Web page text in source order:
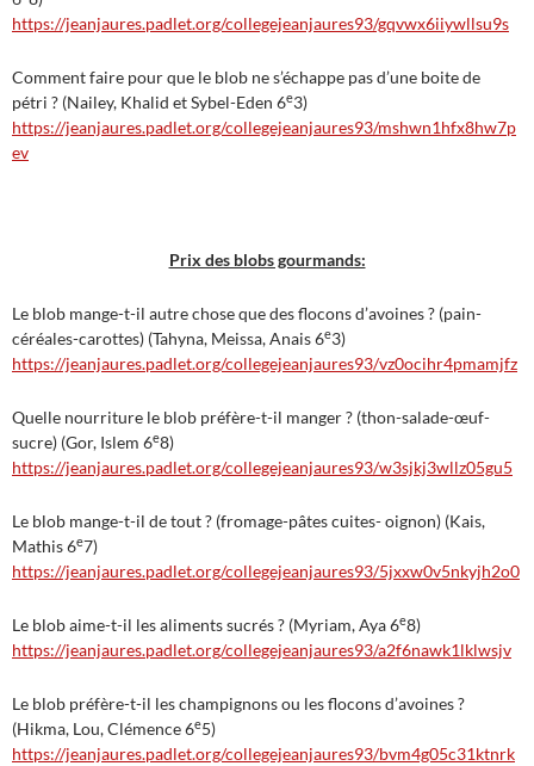
https://jeanjaures.padlet.org/collegejeanjaures93/gqvwx6iiywllsu9s
Comment faire pour que le blob ne s’échappe pas d’une boite de
pétri ? (Nailey, Khalid et Sybel-Eden 6e3)
https://jeanjaures.padlet.org/collegejeanjaures93/mshwn1hfx8hw7p
ev
Prix des blobs gourmands:
Le blob mange-t-il autre chose que des flocons d’avoines ? (pain-
céréales-carottes) (Tahyna, Meissa, Anais 6e3)
https://jeanjaures.padlet.org/collegejeanjaures93/vz0ocihr4pmamjfz
Quelle nourriture le blob préfère-t-il manger ? (thon-salade-œuf-
sucre) (Gor, Islem 6e8)
https://jeanjaures.padlet.org/collegejeanjaures93/w3sjkj3wllz05gu5
Le blob mange-t-il de tout ? (fromage-pâtes cuites- oignon) (Kais,
Mathis 6e7)
https://jeanjaures.padlet.org/collegejeanjaures93/5jxxw0v5nkyjh2o0
Le blob aime-t-il les aliments sucrés ? (Myriam, Aya 6e8)
https://jeanjaures.padlet.org/collegejeanjaures93/a2f6nawk1lklwsjv
Le blob préfère-t-il les champignons ou les flocons d’avoines ?
(Hikma, Lou, Clémence 6e5)
https://jeanjaures.padlet.org/collegejeanjaures93/bvm4g05c31ktnrk